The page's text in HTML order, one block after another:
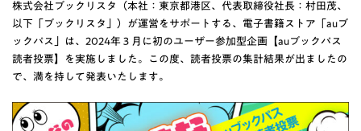
株式会社ブックリスタ（本社：東京都港区、代表取締役社長：村田茂、
以下「ブックリスタ」）が運営をサポートする、電子書籍ストア「auブ
ックパス」は、2024年３月に初のユーザー参加型企画【auブックパス
読者投票】を実施しました。この度、読者投票の集計結果が出ましたの
で、満を持して発表いたします。